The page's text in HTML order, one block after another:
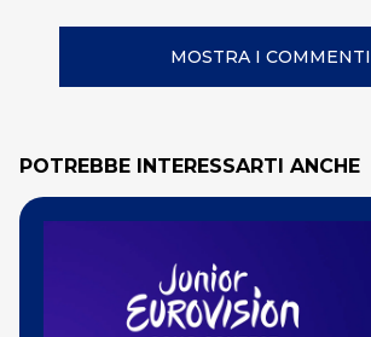
MOSTRA I COMMENTI
POTREBBE INTERESSARTI ANCHE